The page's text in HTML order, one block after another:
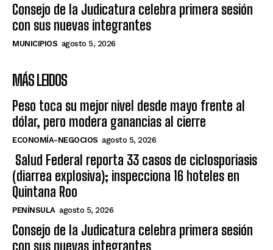
Consejo de la Judicatura celebra primera sesión
con sus nuevas integrantes
MUNICIPIOS agosto 5, 2026
MÁS LEIDOS
Peso toca su mejor nivel desde mayo frente al
dólar, pero modera ganancias al cierre
ECONOMÍA-NEGOCIOS agosto 5, 2026
Salud Federal reporta 33 casos de ciclosporiasis
(diarrea explosiva); inspecciona 16 hoteles en
Quintana Roo
PENÍNSULA agosto 5, 2026
Consejo de la Judicatura celebra primera sesión
con sus nuevas integrantes